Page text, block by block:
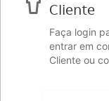
Cliente
Faça login
entrar em
Cliente ou